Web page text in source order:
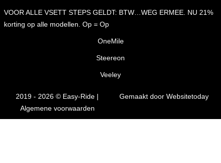
VOOR ALLE VSETT STEPS GELDT: BTW…WEG ERMEE. NU 21%
korting op alle modellen. Op = Op
OneMile
Steereon
Veeley
2019 - 2026 © Easy-Ride |
Algemene voorwaarden
Gemaakt door Websitetoday